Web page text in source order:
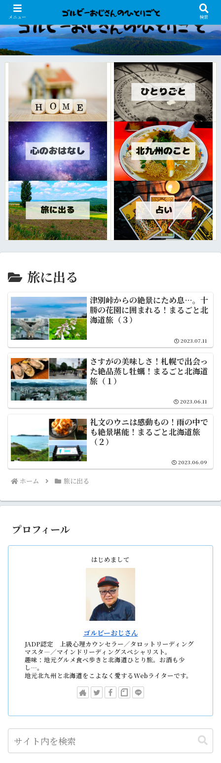
旅に出る
津別峠からの絶景にため息…。十
勝の花園に囲まれる！まるごと北
海道旅（３）
2023.07.11
さすがの美味しさ！札幌で出会っ
た絶品蒸し牡蠣！まるごと北海道
旅（１）
2023.06.11
礼文のウニは感動もの！雨の中で
も絶景堪能！まるごと北海道旅
（２）
2023.06.09
ホーム 旅に出る
プロフィール
はじめまして
ゴルビーおじさん
JADP認定 上級心理カウンセラー／タロットリーディング
マスタ―／マインドリーディングスペシャリスト。
趣味：地元グルメ食べ歩きと北海道ひとり旅。お酒も少
し…。
地元北九州と北海道をこよなく愛するWebライターです。
メニュー 検索